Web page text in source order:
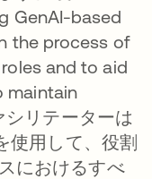
GenAI-based
the process of
and to aid
maintain
シリテーターは
使用して、役割
におけるすべ